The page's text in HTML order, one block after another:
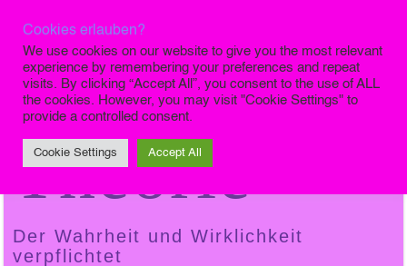
Die Finale
Theorie
Der Wahrheit und Wirklichkeit
verpflichtet
Cookies erlauben?
We use cookies on our website to give you the most relevant
experience by remembering your preferences and repeat
visits. By clicking “Accept All”, you consent to the use of ALL
the cookies. However, you may visit "Cookie Settings" to
provide a controlled consent.
Cookie Settings Accept All